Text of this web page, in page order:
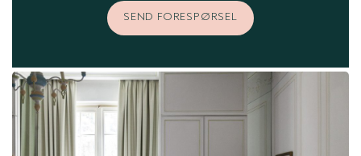
SEND FORESPØRSEL